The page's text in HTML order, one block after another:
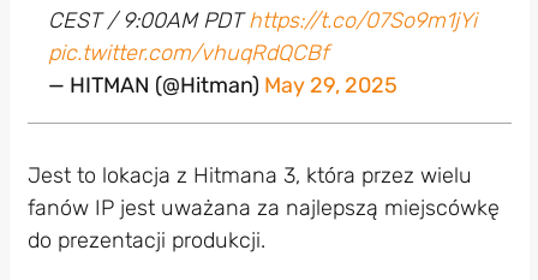
CEST / 9:00AM PDThttps://t.co/07So9m1jYi
pic.twitter.com/vhuqRdQCBf
— HITMAN (@Hitman) May 29, 2025
Jest to lokacja z Hitmana 3, która przez wielu
fanów IP jest uważana za najlepszą miejscówkę
do prezentacji produkcji.